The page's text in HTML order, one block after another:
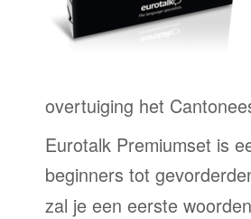
overtuiging het
Eurotalk Premiumset is
beginners tot
zal je een eerste